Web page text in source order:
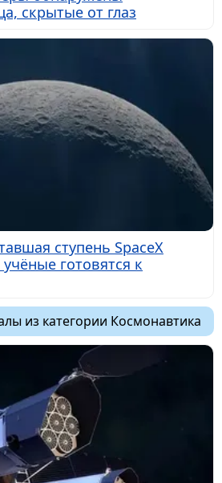
скрытые от глаз
ступень SpaceX
готовятся к
из категории Космонавтика